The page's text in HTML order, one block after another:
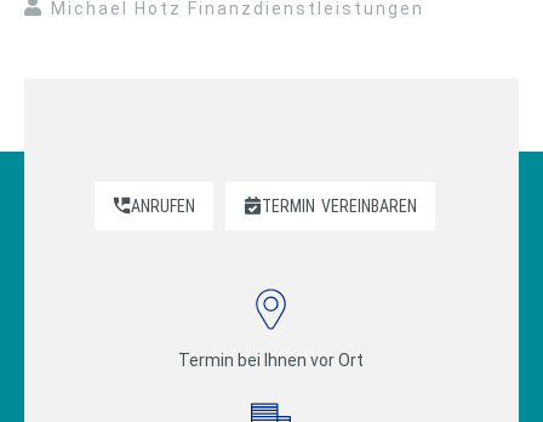
Michael Hotz Finanzdienstleistungen
ANRUFEN TERMIN VEREINBAREN
Termin bei Ihnen vor Ort